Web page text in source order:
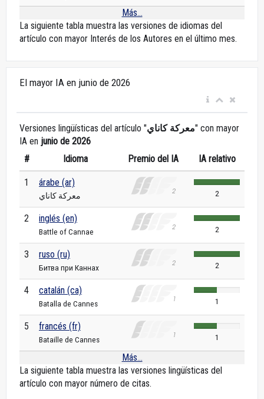
Más...
La siguiente tabla muestra las versiones de idiomas del
artículo con mayor Interés de los Autores en el último mes.
El mayor IA en junio de 2026
Versiones lingüísticas del artículo "معركة كاناي" con mayor
IA en junio de 2026
#
Idioma Premio del IA IA relativo
1 árabe (ar)
معركة كاناي 2
2 inglés (en)
Battle of Cannae 2
3 ruso (ru)
Битва при Каннах 2
4 catalán (ca)
Batalla de Cannes 1
5 francés (fr)
Bataille de Cannes 1
Más...
La siguiente tabla muestra las versiones lingüísticas del
artículo con mayor número de citas.